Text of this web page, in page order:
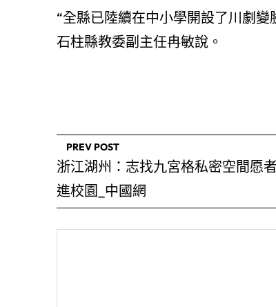
“全縣已陸續在中小學開設了川劇
石柱縣教委副主任冉敏說。
PREV POST
浙江湖州：志找九宮格私密空間愿
進校園_中國網